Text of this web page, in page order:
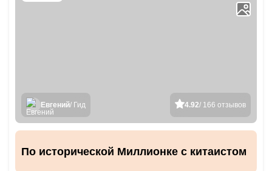
4.92/ 166 отзывов
Евгений/ Гид
По исторической Миллионке с китаистом